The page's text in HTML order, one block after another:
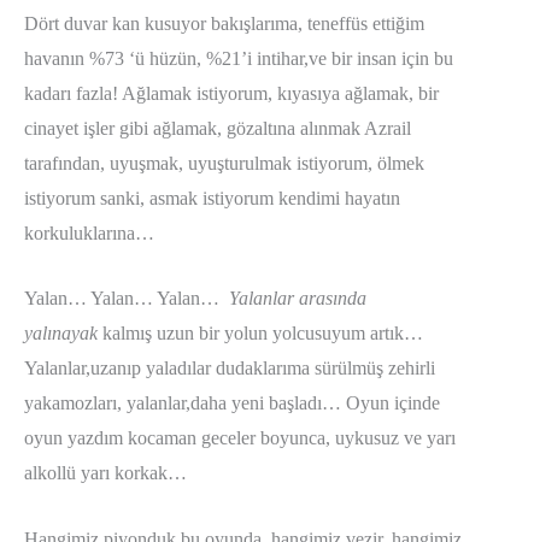
Dört duvar kan kusuyor bakışlarıma, teneffüs ettiğim
havanın %73 ‘ü hüzün, %21’i intihar,ve bir insan için bu
kadarı fazla! Ağlamak istiyorum, kıyasıya ağlamak, bir
cinayet işler gibi ağlamak, gözaltına alınmak Azrail
tarafından, uyuşmak, uyuşturulmak istiyorum, ölmek
istiyorum sanki, asmak istiyorum kendimi hayatın
korkuluklarına…
Yalan… Yalan… Yalan… Yalanlar arasında
yalınayak kalmış uzun bir yolun yolcusuyum artık…
Yalanlar,uzanıp yaladılar dudaklarıma sürülmüş zehirli
yakamozları, yalanlar,daha yeni başladı… Oyun içinde
oyun yazdım kocaman geceler boyunca, uykusuz ve yarı
alkollü yarı korkak…